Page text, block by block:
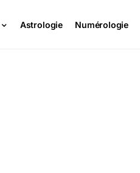
Astrologie Numérologie